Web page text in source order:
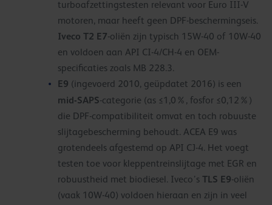
turboafzettingstesten relevant voor Euro III-V
motoren, maar heeft geen DPF-beschermingseis.
Iveco T2 E7-oliën zijn typisch 15W-40 of 10W-40
en voldoen aan API CI-4/CH-4 en OEM-
specificaties zoals MB 228.3.
E9 (ingevoerd 2010, geüpdatet 2016) is een
mid-SAPS-categorie (as ≤1,0%, fosfor ≤0,12%)
die DPF-compatibiliteit omvat en toch robuuste
slijtagebescherming behoudt. ACEA E9 was
grotendeels afgestemd op API CJ-4. Het voegt
testen toe voor kleppentreinslijtage met EGR en
robuustheid met biodiesel. Iveco’s TLS E9-oliën
(vaak 10W-40) voldoen hieraan en zijn in veel